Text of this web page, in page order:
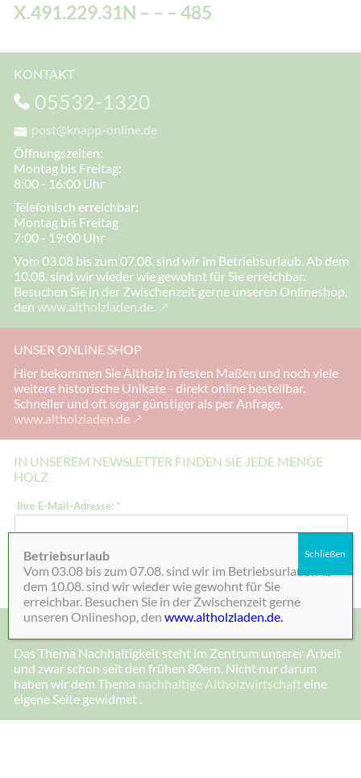
X.491.229.31N – – – 485
KONTAKT
05532-1320
post@knapp-online.de
Öffnungszeiten:
Montag bis Freitag:
8:00 - 16:00 Uhr
Telefonisch erreichbar:
Montag bis Freitag
7:00 - 19:00 Uhr
Vom 03.08 bis zum 07.08. sind wir im Betriebsurlaub. Ab dem
10.08. sind wir wieder wie gewohnt für Sie erreichbar.
Besuchen Sie in der Zwischenzeit gerne unseren Onlineshop,
den www.altholzladen.de.
UNSER ONLINE SHOP
Hier bekommen Sie Altholz in festen Maßen und noch viele
weitere historische Unikate - direkt online bestellbar.
Schneller und oft sogar günstiger als per Anfrage.
www.altholzladen.de
IN UNSEREM NEWSLETTER FINDEN SIE JEDE MENGE
HOLZ
h
e
M
d
r
e
s
s
e
Ihre E-Mail-Adresse: *
Absenden
Das Thema Nachhaltigkeit steht im Zentrum unserer Arbeit
und zwar schon seit den frühen 80ern. Nicht nur darum
haben wir dem Thema nachhaltige Altholzwirtschaft eine
eigene Seite gewidmet .
Betriebsurlaub
Vom 03.08 bis zum 07.08. sind wir im Betriebsurlaub. Ab
dem 10.08. sind wir wieder wie gewohnt für Sie
erreichbar. Besuchen Sie in der Zwischenzeit gerne
unseren Onlineshop, denwww.altholzladen.de.
Schließen